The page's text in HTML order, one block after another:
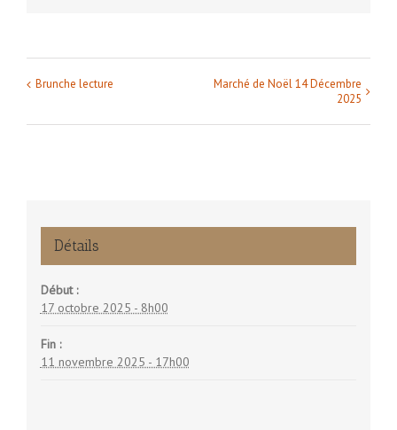
Navigation
Brunche lecture
Marché de Noël 14 Décembre
2025
Détails
Début :
17 octobre 2025 - 8h00
Fin :
11 novembre 2025 - 17h00